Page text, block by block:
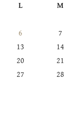
L
M
6
7
13
14
20
21
27
28